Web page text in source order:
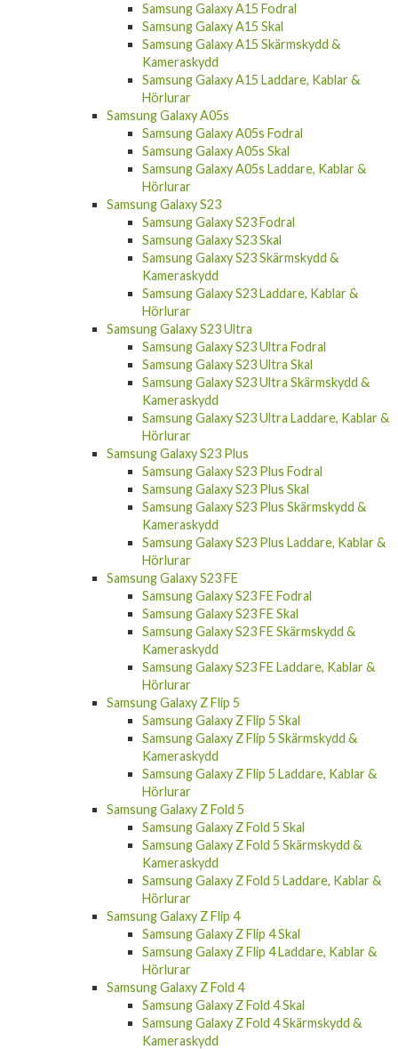
Samsung Galaxy A15 Fodral
Samsung Galaxy A15 Skal
Samsung Galaxy A15 Skärmskydd &
Kameraskydd
Samsung Galaxy A15 Laddare, Kablar &
Hörlurar
Samsung Galaxy A05s
Samsung Galaxy A05s Fodral
Samsung Galaxy A05s Skal
Samsung Galaxy A05s Laddare, Kablar &
Hörlurar
Samsung Galaxy S23
Samsung Galaxy S23 Fodral
Samsung Galaxy S23 Skal
Samsung Galaxy S23 Skärmskydd &
Kameraskydd
Samsung Galaxy S23 Laddare, Kablar &
Hörlurar
Samsung Galaxy S23 Ultra
Samsung Galaxy S23 Ultra Fodral
Samsung Galaxy S23 Ultra Skal
Samsung Galaxy S23 Ultra Skärmskydd &
Kameraskydd
Samsung Galaxy S23 Ultra Laddare, Kablar &
Hörlurar
Samsung Galaxy S23 Plus
Samsung Galaxy S23 Plus Fodral
Samsung Galaxy S23 Plus Skal
Samsung Galaxy S23 Plus Skärmskydd &
Kameraskydd
Samsung Galaxy S23 Plus Laddare, Kablar &
Hörlurar
Samsung Galaxy S23 FE
Samsung Galaxy S23 FE Fodral
Samsung Galaxy S23 FE Skal
Samsung Galaxy S23 FE Skärmskydd &
Kameraskydd
Samsung Galaxy S23 FE Laddare, Kablar &
Hörlurar
Samsung Galaxy Z Flip 5
Samsung Galaxy Z Flip 5 Skal
Samsung Galaxy Z Flip 5 Skärmskydd &
Kameraskydd
Samsung Galaxy Z Flip 5 Laddare, Kablar &
Hörlurar
Samsung Galaxy Z Fold 5
Samsung Galaxy Z Fold 5 Skal
Samsung Galaxy Z Fold 5 Skärmskydd &
Kameraskydd
Samsung Galaxy Z Fold 5 Laddare, Kablar &
Hörlurar
Samsung Galaxy Z Flip 4
Samsung Galaxy Z Flip 4 Skal
Samsung Galaxy Z Flip 4 Laddare, Kablar &
Hörlurar
Samsung Galaxy Z Fold 4
Samsung Galaxy Z Fold 4 Skal
Samsung Galaxy Z Fold 4 Skärmskydd &
Kameraskydd